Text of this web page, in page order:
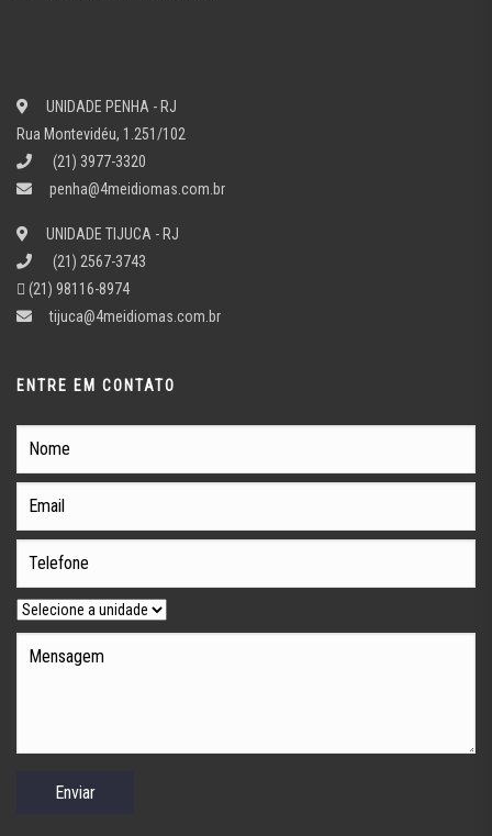
UNIDADE PENHA - RJ
Rua Montevidéu, 1.251/102
(21) 3977-3320
penha@4meidiomas.com.br
UNIDADE TIJUCA - RJ
(21) 2567-3743
(21) 98116-8974
tijuca@4meidiomas.com.br
ENTRE EM CONTATO